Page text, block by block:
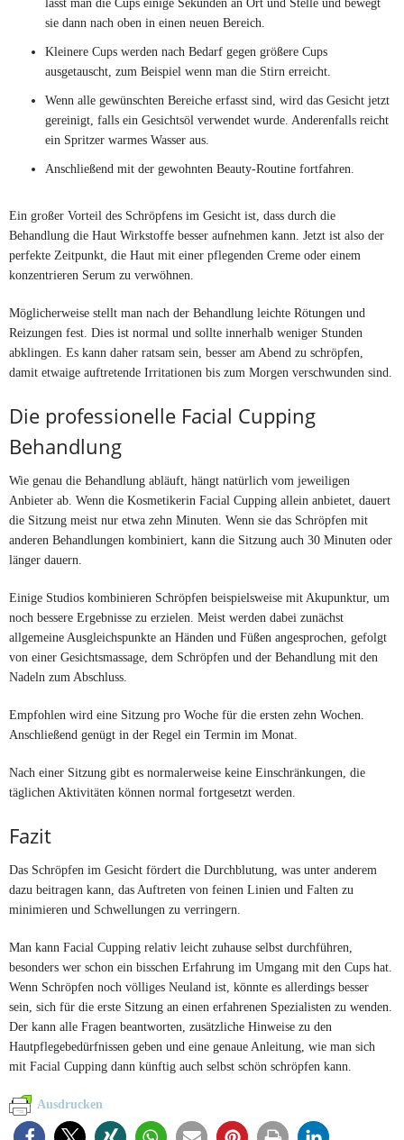
sie dann nach oben in einen neuen Bereich.
Kleinere Cups werden nach Bedarf gegen größere Cups
ausgetauscht, zum Beispiel wenn man die Stirn erreicht.
Wenn alle gewünschten Bereiche erfasst sind, wird das Gesicht jetzt
gereinigt, falls ein Gesichtsöl verwendet wurde. Anderenfalls reicht
ein Spritzer warmes Wasser aus.
Anschließend mit der gewohnten Beauty-Routine fortfahren.
Ein großer Vorteil des Schröpfens im Gesicht ist, dass durch die
Behandlung die Haut Wirkstoffe besser aufnehmen kann. Jetzt ist also der
perfekte Zeitpunkt, die Haut mit einer pflegenden Creme oder einem
konzentrieren Serum zu verwöhnen.
Möglicherweise stellt man nach der Behandlung leichte Rötungen und
Reizungen fest. Dies ist normal und sollte innerhalb weniger Stunden
abklingen. Es kann daher ratsam sein, besser am Abend zu schröpfen,
damit etwaige auftretende Irritationen bis zum Morgen verschwunden sind.
Die professionelle Facial Cupping
Behandlung
Wie genau die Behandlung abläuft, hängt natürlich vom jeweiligen
Anbieter ab. Wenn die Kosmetikerin Facial Cupping allein anbietet, dauert
die Sitzung meist nur etwa zehn Minuten. Wenn sie das Schröpfen mit
anderen Behandlungen kombiniert, kann die Sitzung auch 30 Minuten oder
länger dauern.
Einige Studios kombinieren Schröpfen beispielsweise mit Akupunktur, um
noch bessere Ergebnisse zu erzielen. Meist werden dabei zunächst
allgemeine Ausgleichspunkte an Händen und Füßen angesprochen, gefolgt
von einer Gesichtsmassage, dem Schröpfen und der Behandlung mit den
Nadeln zum Abschluss.
Empfohlen wird eine Sitzung pro Woche für die ersten zehn Wochen.
Anschließend genügt in der Regel ein Termin im Monat.
Nach einer Sitzung gibt es normalerweise keine Einschränkungen, die
täglichen Aktivitäten können normal fortgesetzt werden.
Fazit
Das Schröpfen im Gesicht fördert die Durchblutung, was unter anderem
dazu beitragen kann, das Auftreten von feinen Linien und Falten zu
minimieren und Schwellungen zu verringern.
Man kann Facial Cupping relativ leicht zuhause selbst durchführen,
besonders wer schon ein bisschen Erfahrung im Umgang mit den Cups hat.
Wenn Schröpfen noch völliges Neuland ist, könnte es allerdings besser
sein, sich für die erste Sitzung an einen erfahrenen Spezialisten zu wenden.
Der kann alle Fragen beantworten, zusätzliche Hinweise zu den
Hautpflegebedürfnissen geben und eine genaue Anleitung, wie man sich
mit Facial Cupping dann künftig auch selbst schön schröpfen kann.
Ausdrucken